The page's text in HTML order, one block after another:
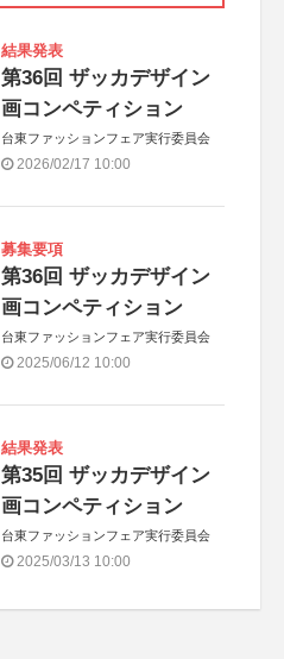
結果発表
第36回 ザッカデザイン
画コンペティション
台東ファッションフェア実行委員会
2026/02/17 10:00
募集要項
第36回 ザッカデザイン
画コンペティション
台東ファッションフェア実行委員会
2025/06/12 10:00
結果発表
第35回 ザッカデザイン
画コンペティション
台東ファッションフェア実行委員会
2025/03/13 10:00